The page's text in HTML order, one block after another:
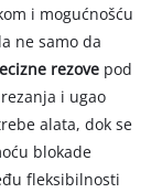
i mogućnošću
ne samo da
rezove pod
i ugao
alata, dok se
blokade
fleksibilnosti